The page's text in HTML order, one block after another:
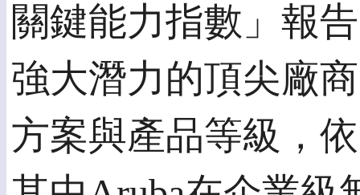
關鍵能力指數」報
強大潛力的頂尖廠
方案與產品等級，